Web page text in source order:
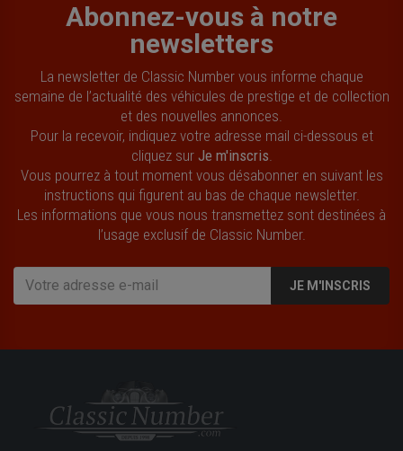
Abonnez-vous à notre
newsletters
La newsletter de Classic Number vous informe chaque
semaine de l’actualité des véhicules de prestige et de collection
et des nouvelles annonces.
Pour la recevoir, indiquez votre adresse mail ci-dessous et
cliquez sur Je m'inscris.
Vous pourrez à tout moment vous désabonner en suivant les
instructions qui figurent au bas de chaque newsletter.
Les informations que vous nous transmettez sont destinées à
l’usage exclusif de Classic Number.
JE M'INSCRIS